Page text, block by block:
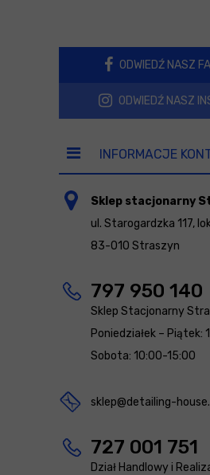
ODWIEDŹ NASZ
ODWIEDŹ NASZ
INFORMACJE
Sklep stacjonarny
ul. Starogardzka 117,
83-010 Straszyn
797 950 140
Sklep Stacjonarny
Poniedziałek – Piątek:
Sobota: 10:00-15:00
sklep@detailing-
727 001 751
Dział Handlowy i